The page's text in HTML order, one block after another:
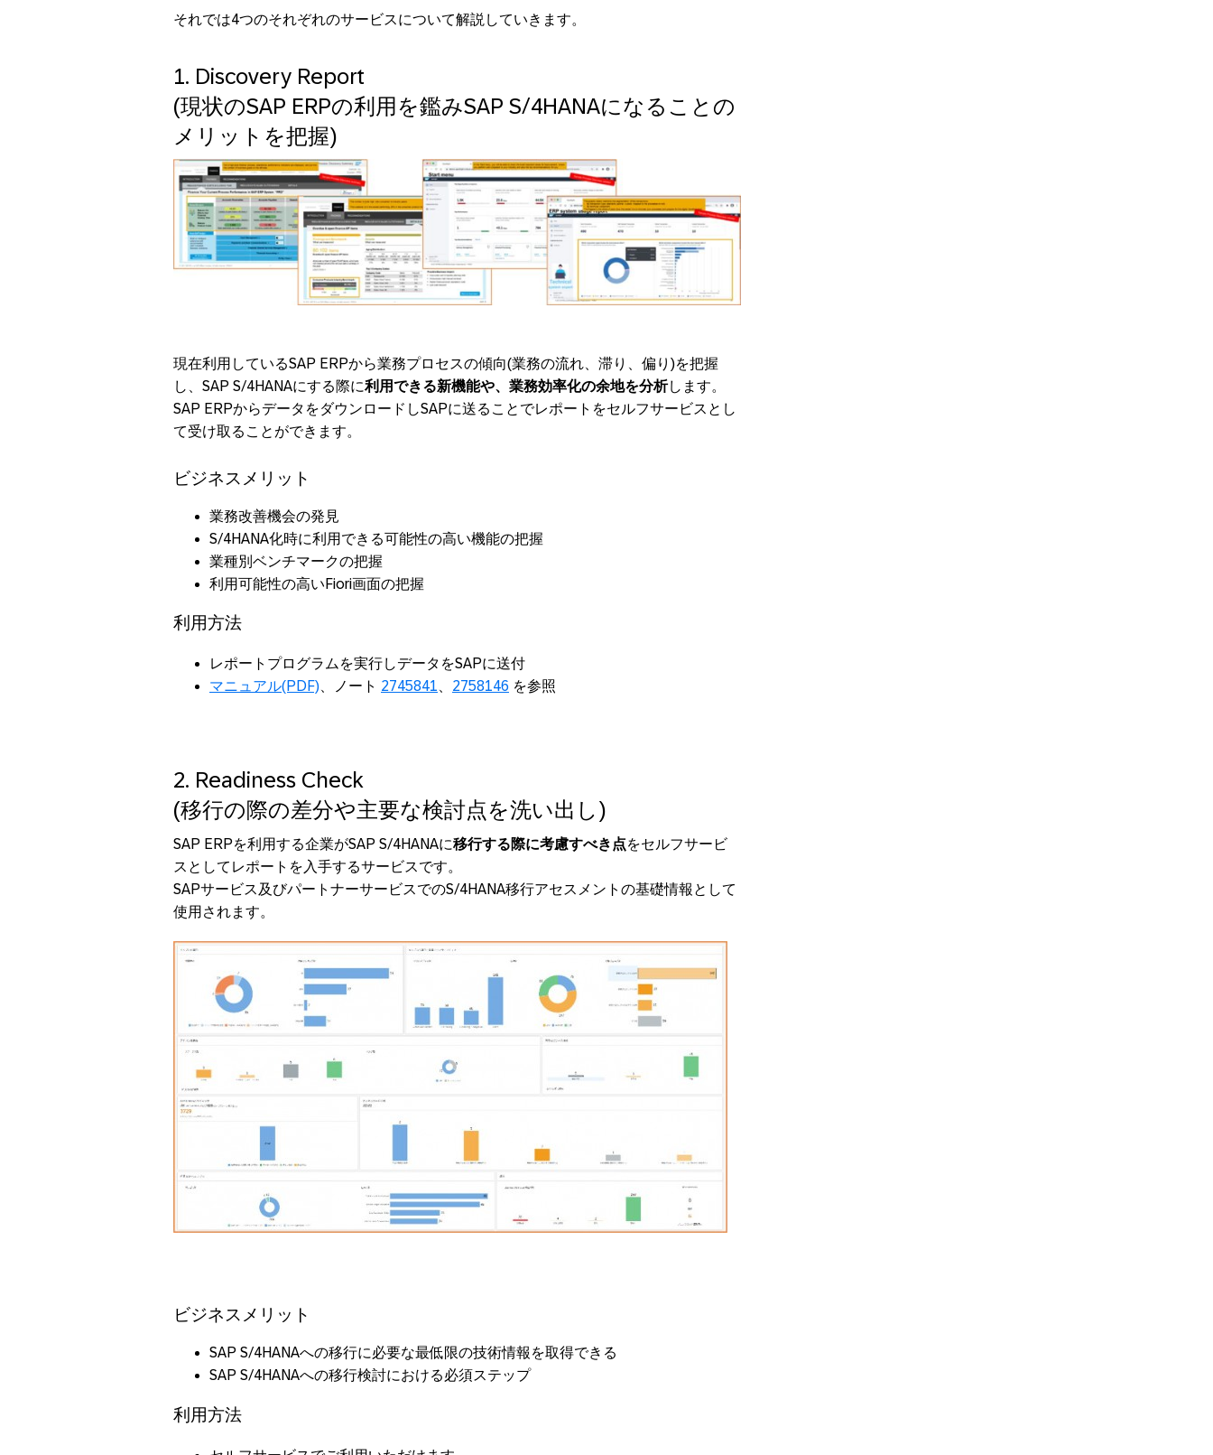
それでは4つのそれぞれのサービスについて解説していきます。
1. Discovery Report
(現状のSAP ERPの利用を鑑みSAP S/4HANAになることの
メリットを把握)
現在利用しているSAP ERPから業務プロセスの傾向(業務の流れ、滞り、偏り)を把握
し、SAP S/4HANAにする際に利用できる新機能や、業務効率化の余地を分析します。
SAP ERPからデータをダウンロードしSAPに送ることでレポートをセルフサービスとし
て受け取ることができます。
ビジネスメリット
業務改善機会の発見
S/4HANA化時に利用できる可能性の高い機能の把握
業種別ベンチマークの把握
利用可能性の高いFiori画面の把握
利用方法
レポートプログラムを実行しデータをSAPに送付
マニュアル(PDF) 、ノート 2745841 2758146 を参照
2. Readiness Check
(移行の際の差分や主要な検討点を洗い出し)
SAP ERPを利用する企業がSAP S/4HANAに移行する際に考慮すべき点をセルフサービ
スとしてレポートを入手するサービスです。
SAPサービス及びパートナーサービスでのS/4HANA移行アセスメントの基礎情報として
使用されます。
ビジネスメリット
SAP S/4HANAへの移行に必要な最低限の技術情報を取得できる
SAP S/4HANAへの移行検討における必須ステップ
利用方法